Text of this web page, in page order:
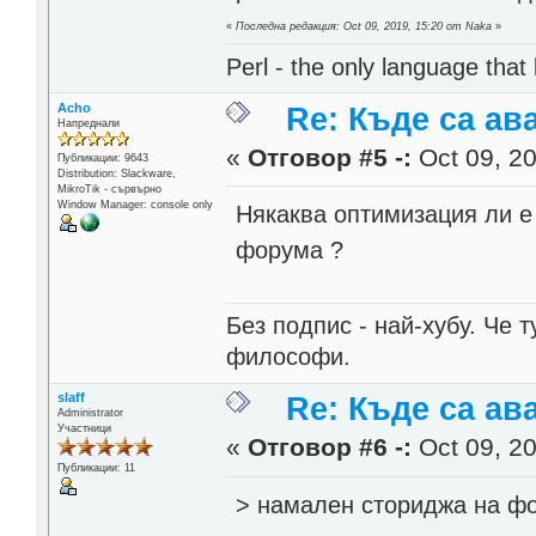
«Последна редакция: Oct 09, 2019, 15:20 от Naka »
Perl - the only language
Acho
Напреднали
Публикации: 9643
Distribution: Slackware,
MikroTik - сървърно
Window Manager: console only
Re: Къде са
« Отговор #5 -: Oct 09,
Някаква оптимизация ли
форума ?
Без подпис - най-хубу. Че
философи.
slaff
Administrator
Участници
Публикации: 11
Re: Къде са
« Отговор #6 -: Oct 09,
> намален сториджа на